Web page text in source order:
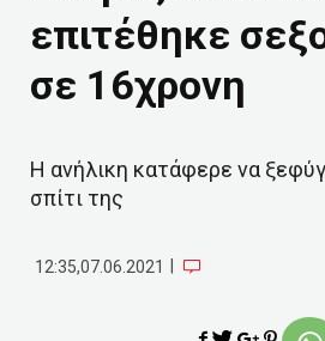
επιτέθηκε
σε 16χρονη
Η ανήλικη κατάφερε να
σπίτι της
12:35,07.06.2021